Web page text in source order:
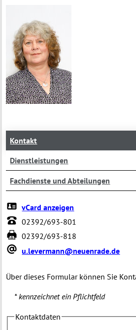
Kontakt
Dienstleistungen
Fachdienste und Abteilungen
vCard anzeigen
02392/693-801
02392/693-818
u.levermann@neuenrade.de
Über dieses Formular können Sie
* kennzeichnet ein Pflichtfeld
Kontaktdaten